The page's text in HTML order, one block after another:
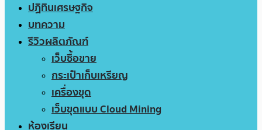
ปฏิทินเศรษฐกิจ
บทความ
รีวิวผลิตภัณฑ์
เว็บซื้อขาย
กระเป๋าเก็บเหรียญ
เครื่องขุด
เว็บขุดแบบ Cloud Mining
ห้องเรียน